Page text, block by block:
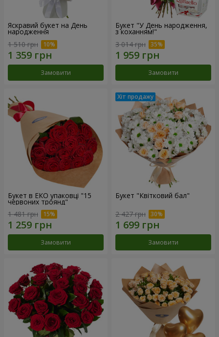
Яскравий букет на День
народження
1 510 грн
Замовити
Букет "У День народження,
з коханням!"
3 014 грн
Замовити
Букет в ЕКО упаковці "15
червоних троянд"
1 481 грн
Замовити
Букет "Квітковий бал"
2 427 грн
Замовити